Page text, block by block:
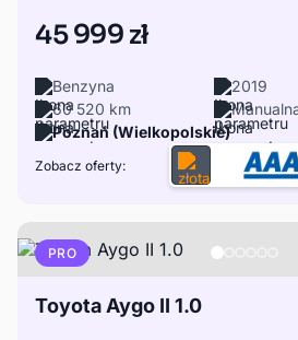
45 999 zł
Benzyna
2019
60 520 km
Poznań (Wielkopolskie)
Zobacz oferty:
PRO
Toyota Aygo II 1.0